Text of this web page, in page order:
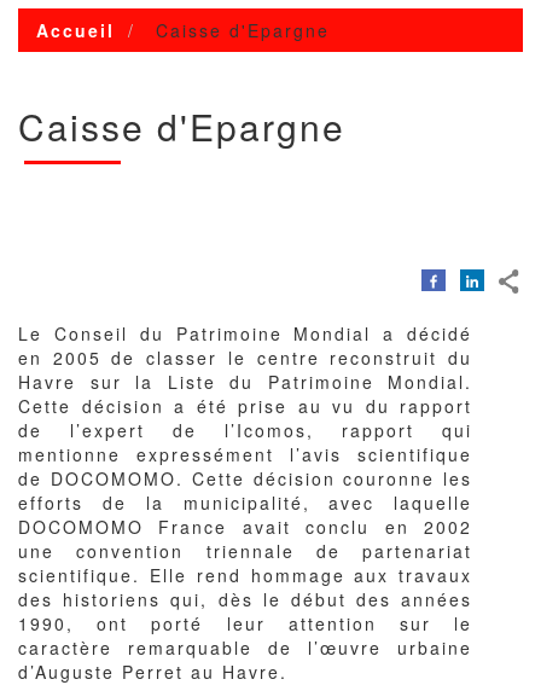
Accueil Caisse d'Epargne
Caisse d'Epargne
texte
Le Conseil du Patrimoine Mondial a décidé
en 2005 de classer le centre reconstruit du
Havre sur la Liste du Patrimoine Mondial.
Cette décision a été prise au vu du rapport
de l’expert de l’Icomos, rapport qui
mentionne expressément l’avis scientifique
de DOCOMOMO. Cette décision couronne les
efforts de la municipalité, avec laquelle
DOCOMOMO France avait conclu en 2002
une convention triennale de partenariat
scientifique. Elle rend hommage aux travaux
des historiens qui, dès le début des années
1990, ont porté leur attention sur le
caractère remarquable de l’œuvre urbaine
d’Auguste Perret au Havre.